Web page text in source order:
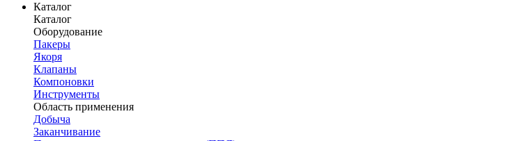
Каталог
Каталог
Оборудование
Пакеры
Якоря
Клапаны
Компоновки
Инструменты
Область применения
Добыча
Заканчивание